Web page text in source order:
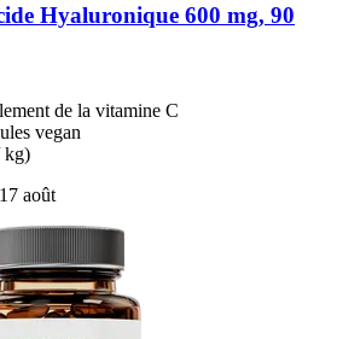
Hyaluronique 600 mg, 90
de la vitamine C
vegan
kg)
août